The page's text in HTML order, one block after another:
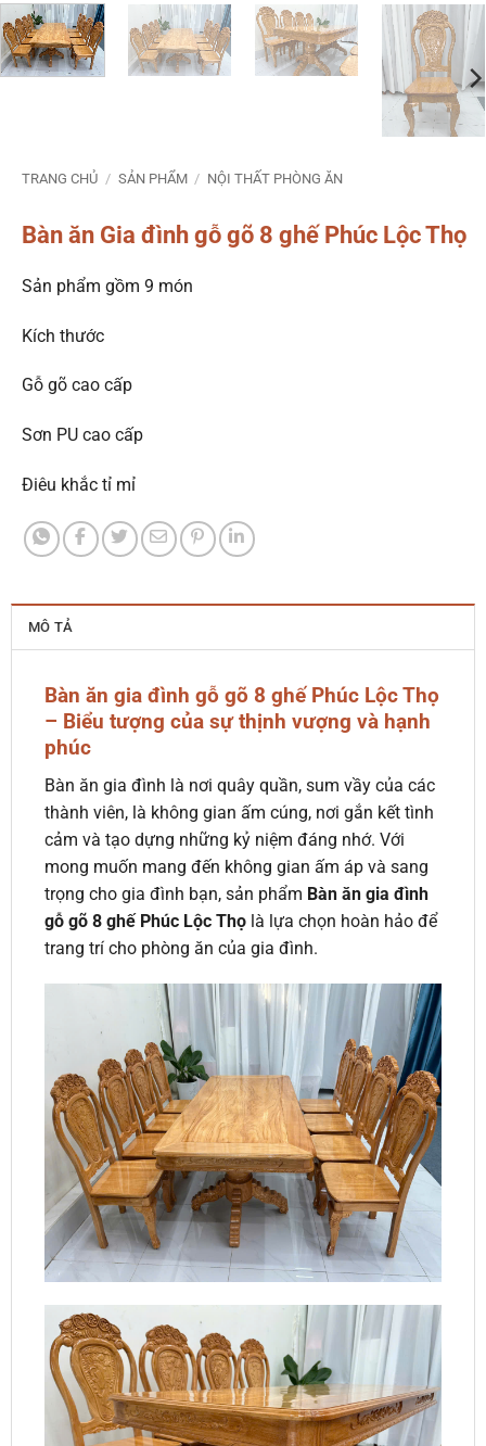
TRANG CHỦ / SẢN PHẨM / NỘI THẤT PHÒNG ĂN
Bàn ăn Gia đình gỗ gõ 8 ghế Phúc Lộc Thọ
Sản phẩm gồm 9 món
Kích thước
Gỗ gõ cao cấp
Sơn PU cao cấp
Điêu khắc tỉ mỉ
MÔ TẢ
Bàn ăn gia đình gỗ gõ 8 ghế Phúc Lộc Thọ
– Biểu tượng của sự thịnh vượng và hạnh
phúc
Bàn ăn gia đình là nơi quây quần, sum vầy của các
thành viên, là không gian ấm cúng, nơi gắn kết tình
cảm và tạo dựng những kỷ niệm đáng nhớ. Với
mong muốn mang đến không gian ấm áp và sang
trọng cho gia đình bạn, sản phẩm Bàn ăn gia đình
gỗ gõ 8 ghế Phúc Lộc Thọlà lựa chọn hoàn hảo để
trang trí cho phòng ăn của gia đình.